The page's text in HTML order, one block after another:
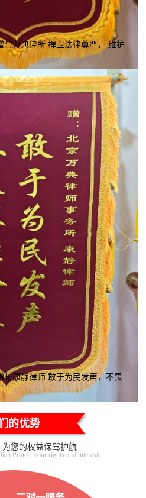
与万典律所 捍卫法律尊严， 维护
与康静律师 敢于为民发声，不畏
的优势
为您的权益保驾护航
Protect your rights and interests